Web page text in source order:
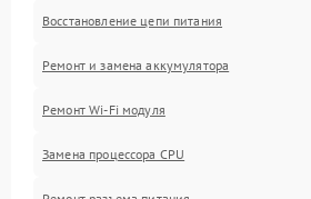
Восстановление цепи питания
Ремонт и замена аккумулятора
Ремонт Wi-Fi модуля
Замена процессора CPU